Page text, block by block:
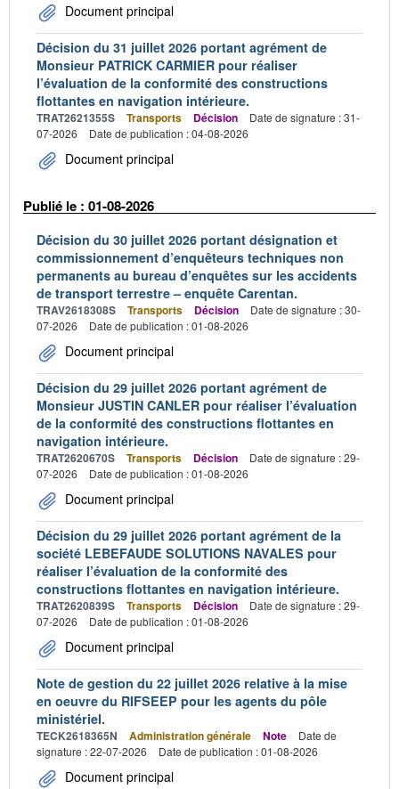
Document principal
Décision du 31 juillet 2026 portant agrément de
Monsieur PATRICK CARMIER pour réaliser
l’évaluation de la conformité des constructions
flottantes en navigation intérieure.
TRAT2621355S Transports Décision
Date de signature : 31-
07-2026
Date de publication : 04-08-2026
Document principal
Publié le : 01-08-2026
Décision du 30 juillet 2026 portant désignation et
commissionnement d’enquêteurs techniques non
permanents au bureau d’enquêtes sur les accidents
de transport terrestre – enquête Carentan.
TRAV2618308S Transports Décision
Date de signature : 30-
07-2026
Date de publication : 01-08-2026
Document principal
Décision du 29 juillet 2026 portant agrément de
Monsieur JUSTIN CANLER pour réaliser l’évaluation
de la conformité des constructions flottantes en
navigation intérieure.
TRAT2620670S Transports Décision
Date de signature : 29-
07-2026
Date de publication : 01-08-2026
Document principal
Décision du 29 juillet 2026 portant agrément de la
société LEBEFAUDE SOLUTIONS NAVALES pour
réaliser l’évaluation de la conformité des
constructions flottantes en navigation intérieure.
TRAT2620839S Transports Décision
Date de signature : 29-
07-2026
Date de publication : 01-08-2026
Document principal
Note de gestion du 22 juillet 2026 relative à la mise
en oeuvre du RIFSEEP pour les agents du pôle
ministériel.
TECK2618365N Administration générale Note
Date de
signature : 22-07-2026
Date de publication : 01-08-2026
Document principal